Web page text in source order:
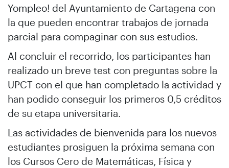
Yompleo! del Ayuntamiento de Cartagena con
la que pueden encontrar trabajos de jornada
parcial para compaginar con sus estudios.
Al concluir el recorrido, los participantes han
realizado un breve test con preguntas sobre la
UPCT con el que han completado la actividad y
han podido conseguir los primeros 0,5 créditos
de su etapa universitaria.
Las actividades de bienvenida para los nuevos
estudiantes prosiguen la próxima semana con
los Cursos Cero de Matemáticas, Física y